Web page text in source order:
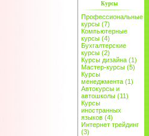
Курсы
Профессиональные
курсы (7)
Компьютерные
курсы (4)
Бухгалтерские
курсы (2)
Курсы дизайна (1)
Мастер-курсы (5)
Курсы
менеджмента (1)
Автокурсы и
автошколы (11)
Курсы
иностранных
языков (4)
Интернет трейдинг
(3)